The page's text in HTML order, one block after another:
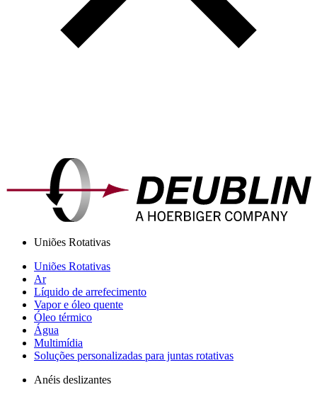
Uniões Rotativas
Uniões Rotativas
Ar
Líquido de arrefecimento
Vapor e óleo quente
Óleo térmico
Água
Multimídia
Soluções personalizadas para juntas rotativas
Anéis deslizantes